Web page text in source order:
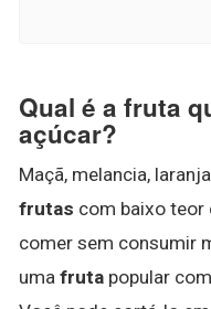
Qual é a fruta
açúcar?
Maçã, melancia,
frutas com baixo teor
comer sem consumir
uma fruta popular